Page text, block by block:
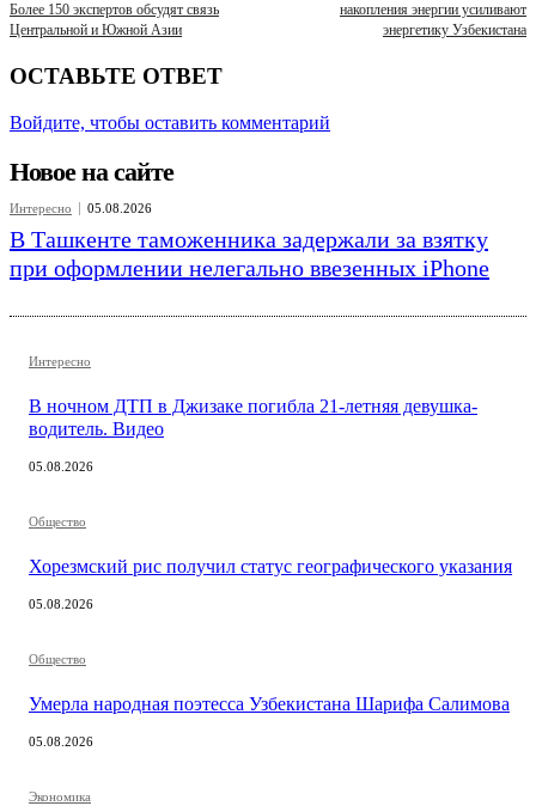
Более 150 экспертов обсудят связь
Центральной и Южной Азии
накопления энергии усиливают
энергетику Узбекистана
ОСТАВЬТЕ ОТВЕТ
Войдите, чтобы оставить комментарий
Новое на сайте
Интересно 05.08.2026
В Ташкенте таможенника задержали за взятку
при оформлении нелегально ввезенных iPhone
Интересно
В ночном ДТП в Джизаке погибла 21-летняя девушка-
водитель. Видео
05.08.2026
Общество
Хорезмский рис получил статус географического указания
05.08.2026
Общество
Умерла народная поэтесса Узбекистана Шарифа Салимова
05.08.2026
Экономика